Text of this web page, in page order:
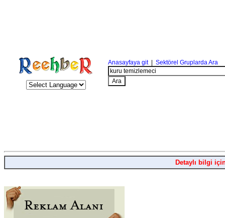
Anasayfaya git| Sektörel Gruplarda Ara
Detaylı bilgi